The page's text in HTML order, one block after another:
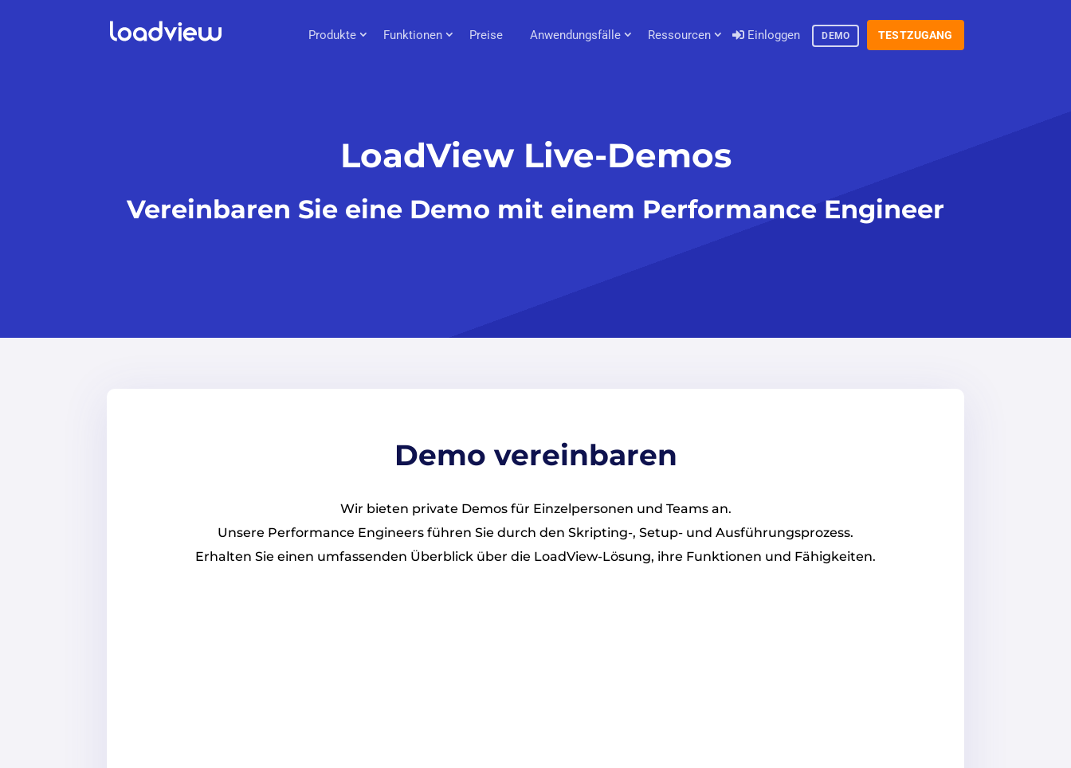
Produkte Funktionen Preise Anwendungsfälle Ressourcen Einloggen DEMO TESTZUGANG
LoadView Live-Demos
Vereinbaren Sie eine Demo mit einem Performance Engineer
Demo vereinbaren
Wir bieten private Demos für Einzelpersonen und Teams an.
Unsere Performance Engineers führen Sie durch den Skripting-, Setup- und Ausführungsprozess.
Erhalten Sie einen umfassenden Überblick über die LoadView-Lösung, ihre Funktionen und Fähigkeiten.